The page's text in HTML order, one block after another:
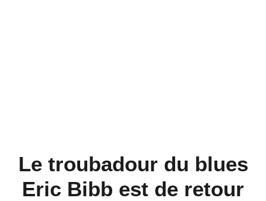
Le troubadour du blues
Eric Bibb est de retour